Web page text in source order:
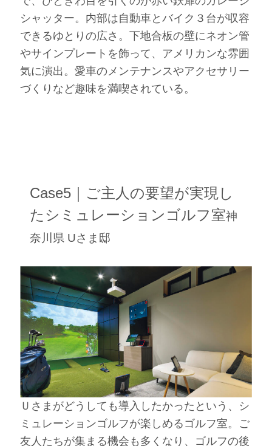
シャッター。内部は自動車とバイク３台が収容
できるゆとりの広さ。下地合板の壁にネオン管
やサインプレートを飾って、アメリカンな雰囲
気に演出。愛車のメンテナンスやアクセサリー
づくりなど趣味を満喫されている。
Case5｜ご主人の要望が実現し
たシミュレーションゴルフ室神
奈川県 Uさま邸
Ｕさまがどうしても導入したかったという、シ
ミュレーションゴルフが楽しめるゴルフ室。ご
友人たちが集まる機会も多くなり、ゴルフの後